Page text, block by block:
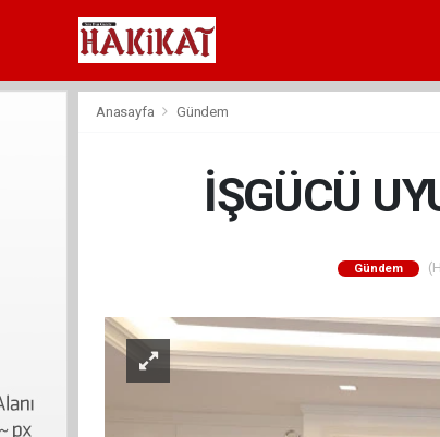
Anasayfa Gündem
İŞGÜCÜ
Gündem